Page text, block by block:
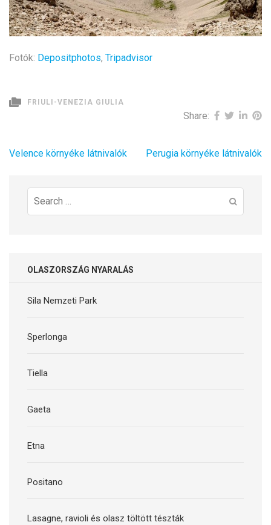
Fotók: Depositphotos, Tripadvisor
FRIULI-VENEZIA GIULIA
Share:
Bejegyzés
Velence környéke látnivalók Perugia környéke látnivalók
Search
for:
OLASZORSZÁG NYARALÁS
Sila Nemzeti Park
Sperlonga
Tiella
Gaeta
Etna
Positano
Lasagne, ravioli és olasz töltött tészták